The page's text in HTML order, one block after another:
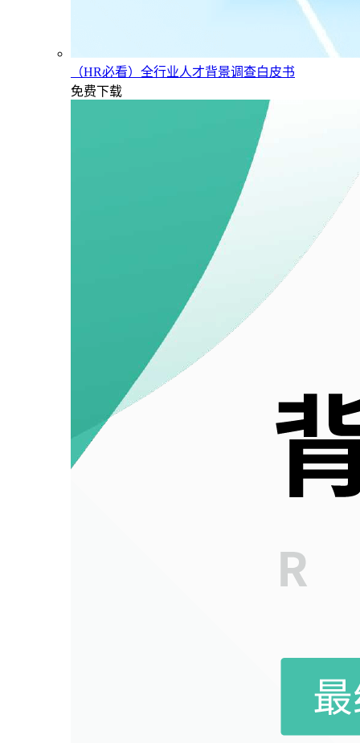
（HR必看）全行业人才背景调查白皮书
免费下载